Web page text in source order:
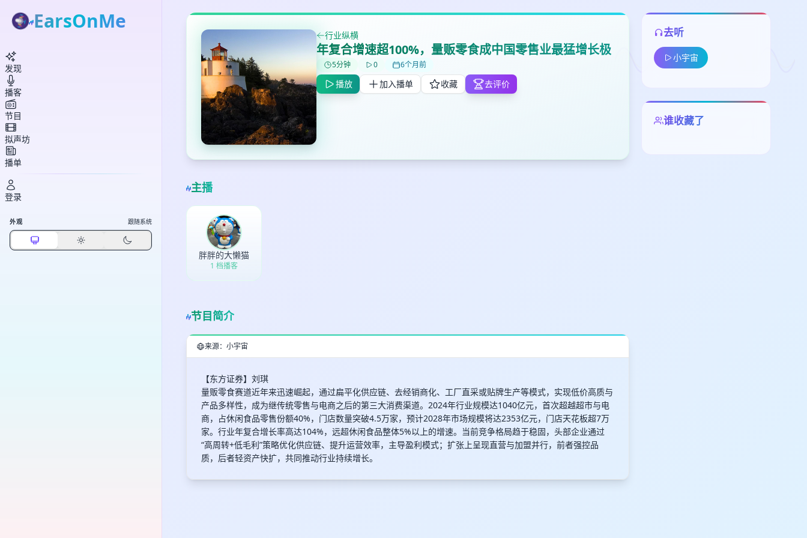
行业纵横
年复合增速超100%，量贩零食成中国零售业最猛增长极
5分钟 0 6个月前
播放 加入播单 收藏 去评价
主播
胖胖的大懒猫
1 档播客
节目简介
来源：小宇宙
【东方证券】刘琪
量贩零食赛道近年来迅速崛起，通过扁平化供应链、去经销商化、工厂直采或贴牌生产等模式，实现低价高质与
产品多样性，成为继传统零售与电商之后的第三大消费渠道。2024年行业规模达1040亿元，首次超越超市与电
商，占休闲食品零售份额40%，门店数量突破4.5万家，预计2028年市场规模将达2353亿元，门店天花板超7万
家。行业年复合增长率高达104%，远超休闲食品整体5%以上的增速。当前竞争格局趋于稳固，头部企业通过
“高周转+低毛利”策略优化供应链、提升运营效率，主导盈利模式；扩张上呈现直营与加盟并行，前者强控品
质，后者轻资产快扩，共同推动行业持续增长。
去听
小宇宙
谁收藏了
✕
打分
鼠标下留人
✕
删除确认
EarsOnMe
发现
播客
节目
拟声坊
播单
登录
外观 跟随系统
✕
加入播单